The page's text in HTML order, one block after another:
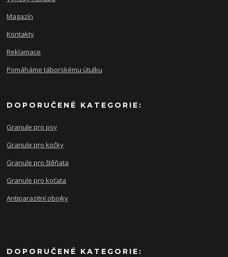
Magazín
Kontakty
Reklamace
Pomáháme táborskému útulku
DOPORUČENÉ KATEGORIE:
Granule pro psy
Granule pro kočky
Granule pro štěňata
Granule pro koťata
Antiparazitní obojky
DOPORUČENÉ KATEGORIE: